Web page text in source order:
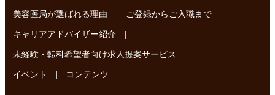
美容医局が選ばれる理由 | ご登録からご入職まで
キャリアアドバイザー紹介 |
未経験・転科希望者向け求人提案サービス
イベント | コンテンツ